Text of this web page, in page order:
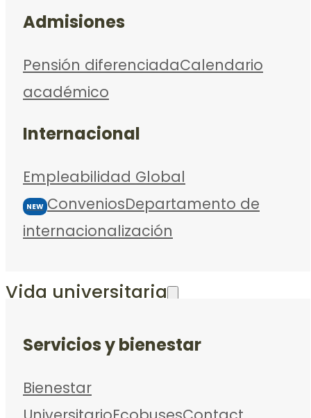
Admisiones
Pensión diferenciadaCalendario
académico
Internacional
Empleabilidad Global
NEW ConveniosDepartamento de
internacionalización
Vida universitaria
Servicios y bienestar
Bienestar